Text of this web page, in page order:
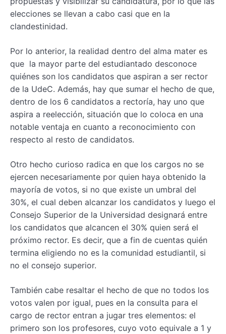
elecciones se llevan a cabo casi que en la
clandestinidad.
Por lo anterior, la realidad dentro del alma mater es
que la mayor parte del estudiantado desconoce
quiénes son los candidatos que aspiran a ser rector
de la UdeC. Además, hay que sumar el hecho de que,
dentro de los 6 candidatos a rectoría, hay uno que
aspira a reelección, situación que lo coloca en una
notable ventaja en cuanto a reconocimiento con
respecto al resto de candidatos.
Otro hecho curioso radica en que los cargos no se
ejercen necesariamente por quien haya obtenido la
mayoría de votos, si no que existe un umbral del
30%, el cual deben alcanzar los candidatos y luego el
Consejo Superior de la Universidad designará entre
los candidatos que alcancen el 30% quien será el
próximo rector. Es decir, que a fin de cuentas quién
termina eligiendo no es la comunidad estudiantil, si
no el consejo superior.
También cabe resaltar el hecho de que no todos los
votos valen por igual, pues en la consulta para el
cargo de rector entran a jugar tres elementos: el
primero son los profesores, cuyo voto equivale a 1 y